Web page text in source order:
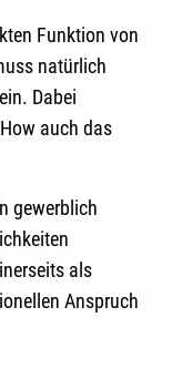
Funktion von
natürlich
Dabei
auch das
gewerblich
als
Anspruch